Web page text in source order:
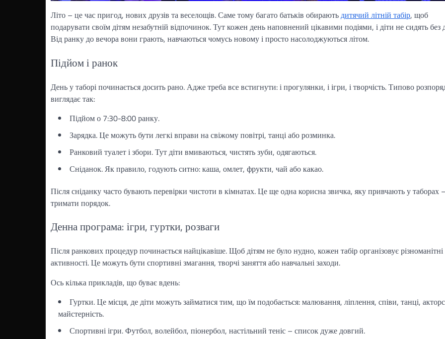
Літо – це час пригод, нових друзів та веселощів. Саме тому багато батьків обираютьдитячий літній табір, щоб
подарувати своїм дітям незабутній відпочинок. Тут кожен день наповнений цікавими подіями, і діти не сидять без
Від ранку до вечора вони грають, навчаються чомусь новому і просто насолоджуються літом.
Підйом і ранок
День у таборі починається досить рано. Адже треба все встигнути: і прогулянки, і ігри, і творчість. Типово
виглядає так:
Підйом о 7:30-8:00 ранку.
Зарядка. Це можуть бути легкі вправи на свіжому повітрі, танці або розминка.
Ранковий туалет і збори. Тут діти вмиваються, чистять зуби, одягаються.
Сніданок. Як правило, годують ситно: каша, омлет, фрукти, чай або какао.
Після сніданку часто бувають перевірки чистоти в кімнатах. Це ще одна корисна звичка, яку привчають у таборах
тримати порядок.
Денна програма: ігри, гуртки, розваги
Після ранкових процедур починається найцікавіше. Щоб дітям не було нудно, кожен табір організовує різноманітні
активності. Це можуть бути спортивні змагання, творчі заняття або навчальні заходи.
Ось кілька прикладів, що буває вдень:
Гуртки. Це місця, де діти можуть займатися тим, що їм подобається: малювання, ліплення, співи, танці,
майстерність.
Спортивні ігри. Футбол, волейбол, піонербол, настільний теніс – список дуже довгий.